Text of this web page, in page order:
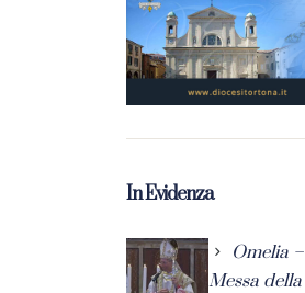
In Evidenza
Omelia –
Messa della